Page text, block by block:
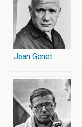
Jean Genet